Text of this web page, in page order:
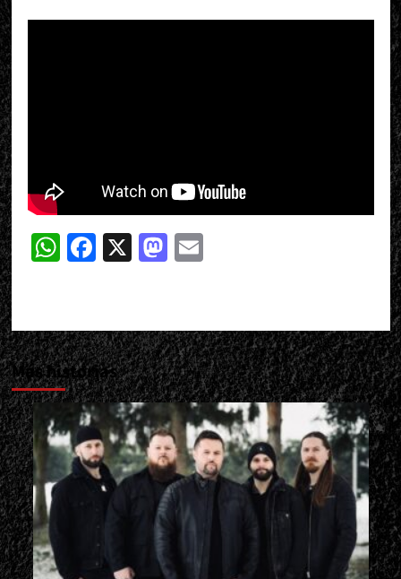
WhatsApp
Facebook
X Mastodon
Email
Más historias